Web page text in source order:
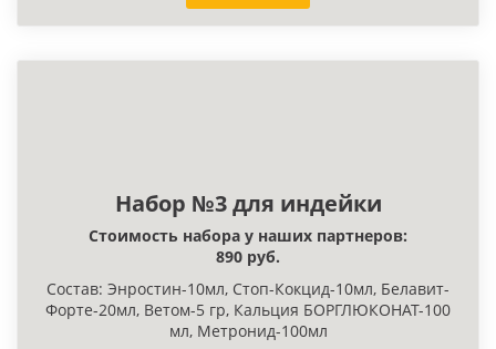
Набор №3 для индейки
Стоимость набора у наших партнеров:
890 руб.
Состав: Энростин-10мл, Стоп-Кокцид-10мл, Белавит-
Форте-20мл, Ветом-5 гр, Кальция БОРГЛЮКОНАТ-100
мл, Метронид-100мл